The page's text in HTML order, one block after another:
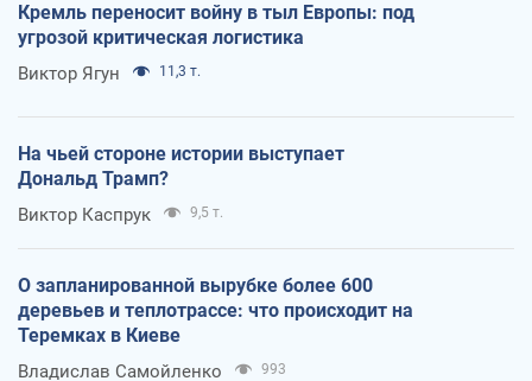
Кремль переносит войну в тыл Европы: под
угрозой критическая логистика
Виктор Ягун 11,3 т.
На чьей стороне истории выступает
Дональд Трамп?
Виктор Каспрук 9,5 т.
О запланированной вырубке более 600
деревьев и теплотрассе: что происходит на
Теремках в Киеве
Владислав Самойленко 993